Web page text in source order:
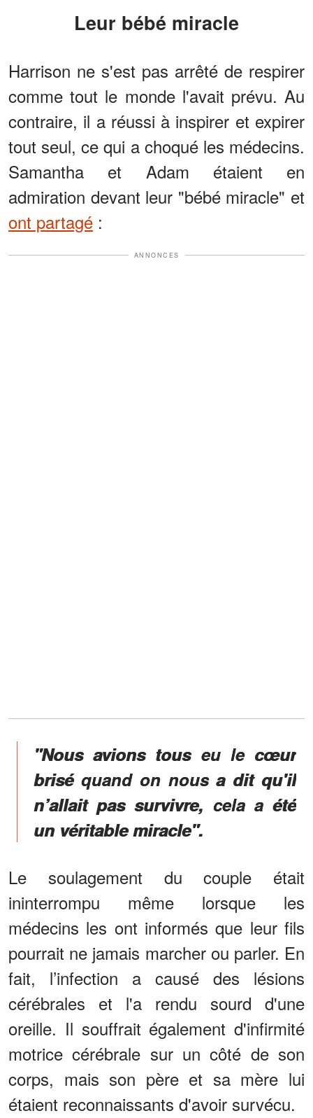
Leur bébé miracle
Harrison ne s'est pas arrêté de respirer
comme tout le monde l'avait prévu. Au
contraire, il a réussi à inspirer et expirer
tout seul, ce qui a choqué les médecins.
Samantha et Adam étaient en
admiration devant leur "bébé miracle" et
ont partagé :
ANNONCES
"Nous avions tous eu le cœur
brisé quand on nous a dit qu'il
n’allait pas survivre, cela a été
un véritable miracle".
Le soulagement du couple était
ininterrompu même lorsque les
médecins les ont informés que leur fils
pourrait ne jamais marcher ou parler. En
fait, l’infection a causé des lésions
cérébrales et l'a rendu sourd d'une
oreille. Il souffrait également d'infirmité
motrice cérébrale sur un côté de son
corps, mais son père et sa mère lui
étaient reconnaissants d'avoir survécu.